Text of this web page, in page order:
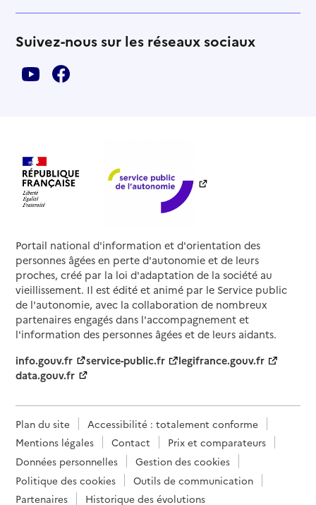
Suivez-nous sur les réseaux sociaux
Portail national d'information et d'orientation des
personnes âgées en perte d'autonomie et de leurs
proches, créé par la loi d'adaptation de la société au
vieillissement. Il est édité et animé par le Service public
de l'autonomie, avec la collaboration de nombreux
partenaires engagés dans l'accompagnement et
l'information des personnes âgées et de leurs aidants.
info.gouv.fr
service-public.fr
legifrance.gouv.fr
data.gouv.fr
Plan du site
Accessibilité : totalement conforme
Mentions légales
Contact
Prix et comparateurs
Données personnelles
Gestion des cookies
Politique des cookies
Outils de communication
Partenaires
Historique des évolutions